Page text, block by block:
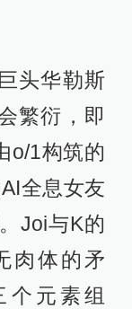
头华勒斯
繁衍，即
o/1构筑的
全息女友
Joi与K的
肉体的矛
个元素组